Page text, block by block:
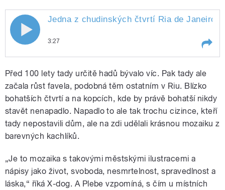
pause
Jedna z chudinských čtvrtí Ria de Janeiro
3:27
má novou atrakci. Obyčejnou šedivou
opěrnou zeď tam krášlí velká mozaika.
Autory jsou čeští streetartoví umělci Plebe
a X-dog plebe a ix dog a za projektem stojí
Slovák.
Před 100 lety tady určitě hadů bývalo víc. Pak tady ale
začala růst favela, podobná těm ostatním v Riu. Blízko
bohatších čtvrtí a na kopcích, kde by právě bohatší nikdy
stavět nenapadlo. Napadlo to ale tak trochu cizince, kteří
tady nepostavili dům, ale na zdi udělali krásnou mozaiku z
barevných kachlíků.
„Je to mozaika s takovými městskými ilustracemi a
nápisy jako život, svoboda, nesmrtelnost, spravedlnost a
láska,“ říká X-dog. A Plebe vzpomíná, s čím u místních